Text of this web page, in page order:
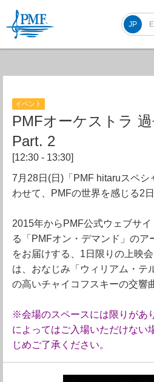
JP
PMF2026 スケジュール
イベント
PMFオーケストラ
Part. 2
[12:30 - 13:30]
7月28日(日)「PMF hitaruスペシ
わせて、PMFの世界を感じる2日
2015年からPMF公式ウェブサ
る「PMFオン・デマンド」のア
をお届けする、1日限りの上映
は、おなじみ「ウィリアム・テ
の高いチャイコフスキーの交響
※会場のスペースには限りがあ
によってはご入場いただけない
じめご了承ください。